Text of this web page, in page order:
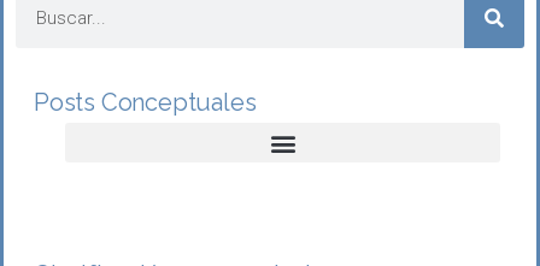
Posts Conceptuales